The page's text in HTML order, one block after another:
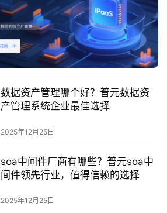
数据资产管理哪个好？普元数据资
产管理系统企业最佳选择
2025年12月25日
soa中间件厂商有哪些？普元soa中
间件领先行业，值得信赖的选择
2025年12月25日